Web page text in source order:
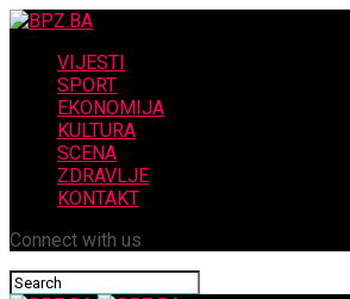
VIJESTI
SPORT
EKONOMIJA
KULTURA
SCENA
ZDRAVLJE
KONTAKT
Connect with us